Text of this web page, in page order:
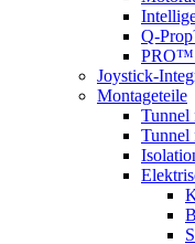
Q-
PRO™
Joystick-
Montageteile
Tunnel
Tunnel